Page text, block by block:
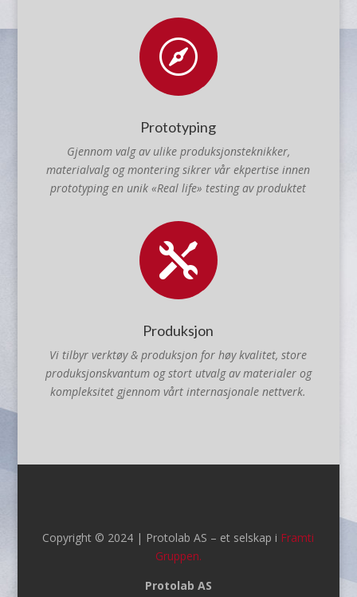

Prototyping
Gjennom valg av ulike produksjonsteknikker,
materialvalg og montering sikrer vår ekpertise innen
prototyping en unik «Real life» testing av produktet

Produksjon
Vi tilbyr verktøy & produksjon for høy kvalitet, store
produksjonskvantum og stort utvalg av materialer og
kompleksitet gjennom vårt internasjonale nettverk.
Copyright © 2024 | Protolab AS – et selskap i Framti
Gruppen.
Protolab AS